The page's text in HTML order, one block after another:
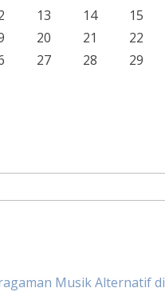
13 14 15
20 21 22
27 28 29
Musik Alternatif di